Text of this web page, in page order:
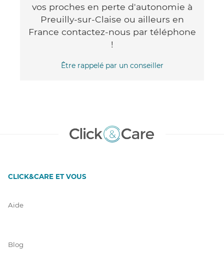
vos proches en perte d'autonomie à
Preuilly-sur-Claise ou ailleurs en
France contactez-nous par téléphone
!
Être rappelé par un conseiller
CLICK&CARE ET VOUS
Aide
Blog